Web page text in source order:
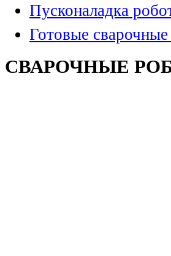
Пусконаладка
Готовые
СВАРОЧНЫЕ